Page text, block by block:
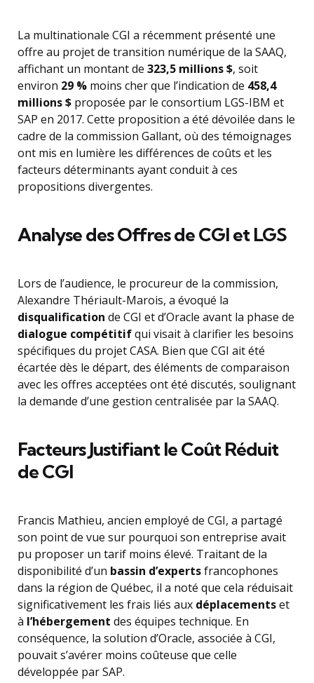
La multinationale CGI a récemment présenté une
offre au projet de transition numérique de la SAAQ,
affichant un montant de 323,5 millions $, soit
environ 29 % moins cher que l’indication de 458,4
millions $ proposée par le consortium LGS-IBM et
SAP en 2017. Cette proposition a été dévoilée dans le
cadre de la commission Gallant, où des témoignages
ont mis en lumière les différences de coûts et les
facteurs déterminants ayant conduit à ces
propositions divergentes.
Analyse des Offres de CGI et LGS
Lors de l’audience, le procureur de la commission,
Alexandre Thériault-Marois, a évoqué la
disqualification de CGI et d’Oracle avant la phase de
dialogue compétitifqui visait à clarifier les besoins
spécifiques du projet CASA. Bien que CGI ait été
écartée dès le départ, des éléments de comparaison
avec les offres acceptées ont été discutés, soulignant
la demande d’une gestion centralisée par la SAAQ.
Facteurs Justifiant le Coût Réduit
de CGI
Francis Mathieu, ancien employé de CGI, a partagé
son point de vue sur pourquoi son entreprise avait
pu proposer un tarif moins élevé. Traitant de la
disponibilité d’un bassin d’expertsfrancophones
dans la région de Québec, il a noté que cela réduisait
significativement les frais liés aux déplacementset
à l’hébergement des équipes technique. En
conséquence, la solution d’Oracle, associée à CGI,
pouvait s’avérer moins coûteuse que celle
développée par SAP.